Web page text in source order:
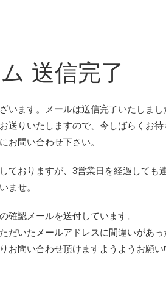
送信完了
います。メールは送信完了いたしまし
りいたしますので、今しばらくお待
お問い合わせ下さい。
ておりますが、3営業日を経過して
ませ。
確認メールを送付しています。
いたメールアドレスに間違いがあっ
お問い合わせ頂けますようようお願い